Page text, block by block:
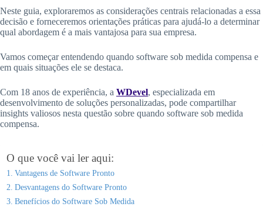
Neste guia, exploraremos as considerações centrais relacionadas a essa
decisão e forneceremos orientações práticas para ajudá-lo a determinar
qual abordagem é a mais vantajosa para sua empresa.
Vamos começar entendendo quando software sob medida compensa e
em quais situações ele se destaca.
Com 18 anos de experiência, a WDevel, especializada em
desenvolvimento de soluções personalizadas, pode compartilhar
insights valiosos nesta questão sobre quando software sob medida
compensa.
O que você vai ler aqui:
Vantagens de Software Pronto
Desvantagens do Software Pronto
Benefícios do Software Sob Medida